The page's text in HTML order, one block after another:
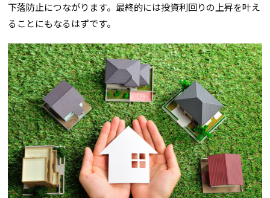
下落防止につながります。最終的には投資利回りの上昇を叶え
ることにもなるはずです。